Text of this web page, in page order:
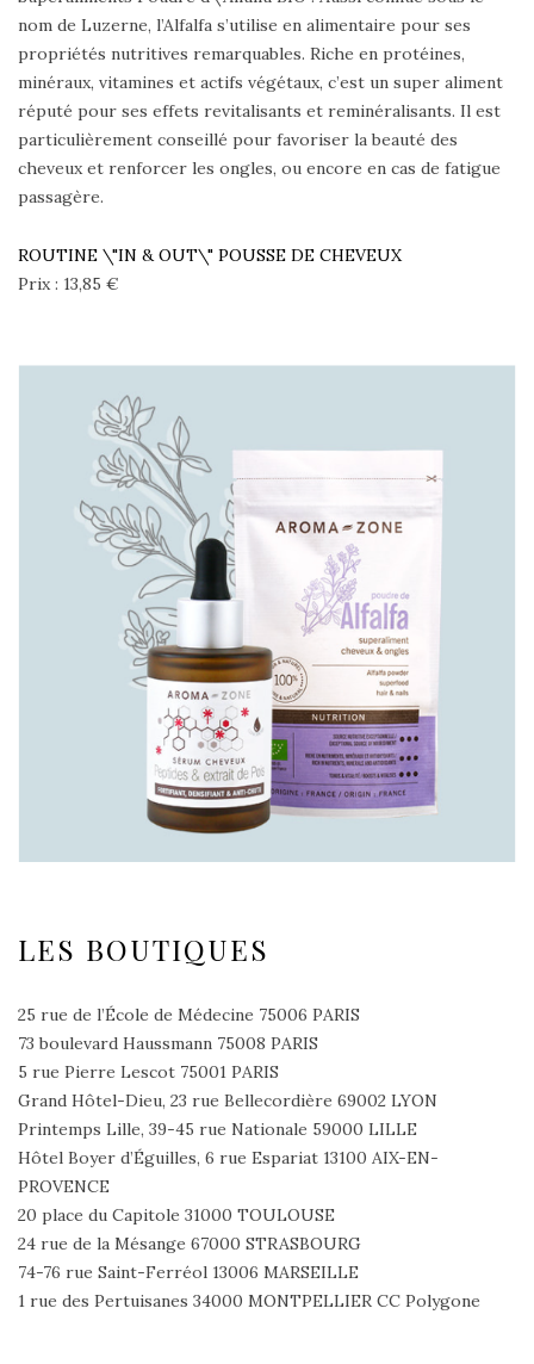
nom de Luzerne, l’Alfalfa s’utilise en alimentaire pour ses
propriétés nutritives remarquables. Riche en protéines,
minéraux, vitamines et actifs végétaux, c’est un super aliment
réputé pour ses effets revitalisants et reminéralisants. Il est
particulièrement conseillé pour favoriser la beauté des
cheveux et renforcer les ongles, ou encore en cas de fatigue
passagère.
ROUTINE \"IN & OUT\" POUSSE DE CHEVEUX
Prix : 13,85 €
LES BOUTIQUES
25 rue de l’École de Médecine 75006 PARIS
73 boulevard Haussmann 75008 PARIS
5 rue Pierre Lescot 75001 PARIS
Grand Hôtel-Dieu, 23 rue Bellecordière 69002 LYON
Printemps Lille, 39-45 rue Nationale 59000 LILLE
Hôtel Boyer d’Éguilles, 6 rue Espariat 13100 AIX-EN-
PROVENCE
20 place du Capitole 31000 TOULOUSE
24 rue de la Mésange 67000 STRASBOURG
74-76 rue Saint-Ferréol 13006 MARSEILLE
1 rue des Pertuisanes 34000 MONTPELLIER CC Polygone